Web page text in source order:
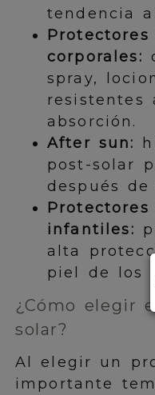
tendencia
Protectores
corporales:
spray,
resistentes
absorción.
After sun:
post-solar
después
Protectores
infantiles:
alta
piel de los
¿Cómo elegir
solar?
Al elegir un
importante